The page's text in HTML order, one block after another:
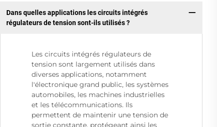
Dans quelles applications les circuits intégrés
régulateurs de tension sont-ils utilisés ?
Les circuits intégrés régulateurs de
tension sont largement utilisés dans
diverses applications, notamment
l'électronique grand public, les systèmes
automobiles, les machines industrielles
et les télécommunications. Ils
permettent de maintenir une tension de